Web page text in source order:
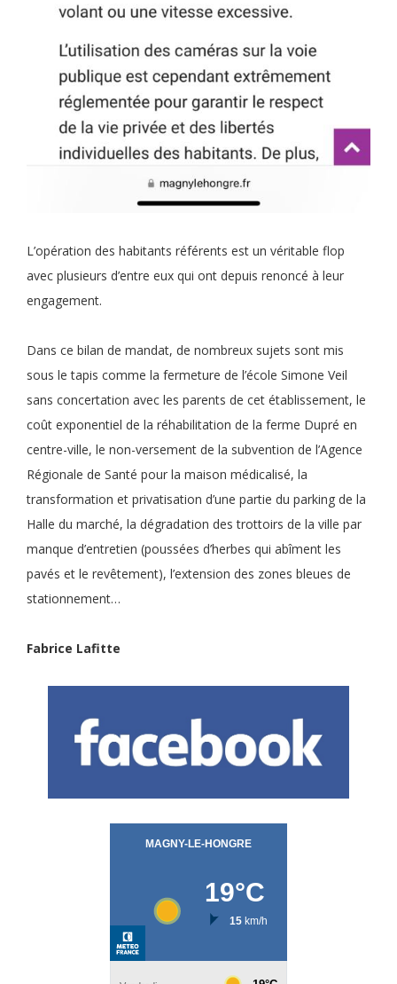
L’opération des habitants référents est un véritable flop
avec plusieurs d’entre eux qui ont depuis renoncé à leur
engagement.
Dans ce bilan de mandat, de nombreux sujets sont mis
sous le tapis comme la fermeture de l’école Simone Veil
sans concertation avec les parents de cet établissement, le
coût exponentiel de la réhabilitation de la ferme Dupré en
centre-ville, le non-versement de la subvention de l’Agence
Régionale de Santé pour la maison médicalisé, la
transformation et privatisation d’une partie du parking de la
Halle du marché, la dégradation des trottoirs de la ville par
manque d’entretien (poussées d’herbes qui abîment les
pavés et le revêtement), l’extension des zones bleues de
stationnement…
Fabrice Lafitte